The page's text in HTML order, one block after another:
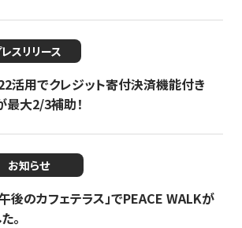
スリリース
活用でクレジット寄付決済機能付き
最大2/3補助！
お知らせ
後のカフェテラス」でPEACE WALKが
。